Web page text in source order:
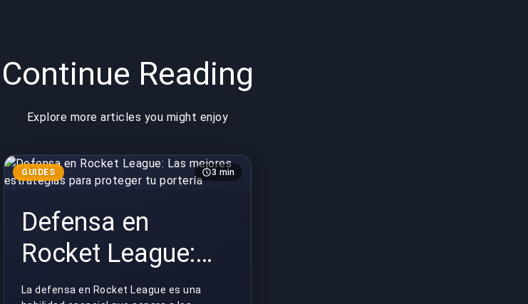
Continue Reading
Explore more articles you might enjoy
GUIDES 3 min
Defensa en
Rocket League:
Las mejores
La defensa en Rocket League es una